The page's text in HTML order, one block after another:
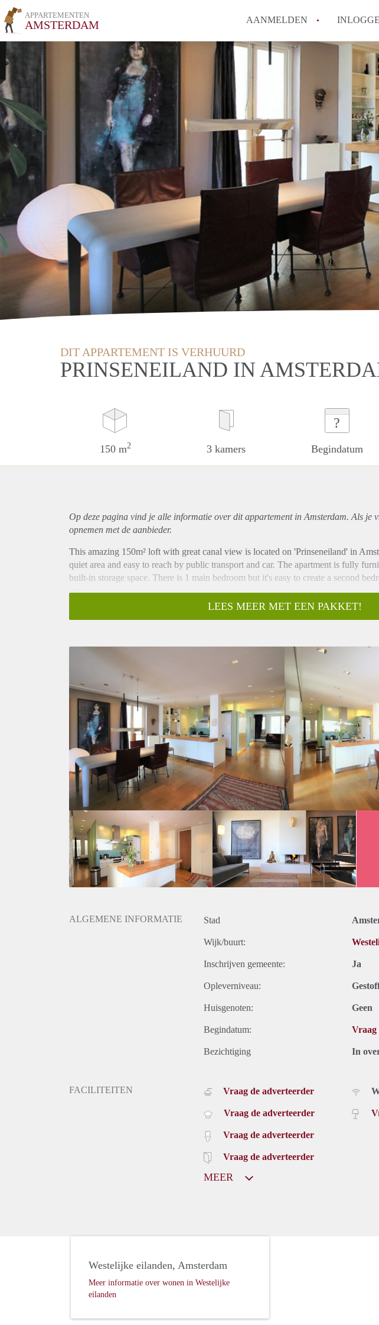
APPARTEMENTEN
AMSTERDAM AANMELDEN
DIT APPARTEMENT IS VERHUURD
PRINSENEILAND IN
150 m2 3 kamers
?
Begindatum
Op deze pagina vind je alle informatie over ditappartementin Amsterdam. Als je
opnemen met de aanbieder.
This amazing 150m² loft with great canal view is located on 'Prinseneiland' in
quiet area and easy to reach by public transport and car. The apartment is fully
built-in storage space. There is 1 main bedroom but it's easy to create a second
see.
- Directly available for minimum 6 months with the option to extend
- Fully furnished with modern design furniture
- 150m² total living space
- Amazing canal view
- Registration possible
- Perfect apartment for expats
Rental price € 2950,- excluding utilities
Deposit equal to 2 months rent
LEES MEER MET EEN PAKKET!
ALGEMENE INFORMATIE Stad
Wijk/buurt:
Inschrijven gemeente: Ja
Opleverniveau:
Huisgenoten: Geen
Begindatum: Vraag
Bezichtiging In
FACILITEITEN Vraag de adverteerder
Vraag de adverteerder
Vraag de adverteerder
Vraag de adverteerder
MEER
Westelijke eilanden, Amsterdam
Meer informatie over wonen in Westelijke
eilanden